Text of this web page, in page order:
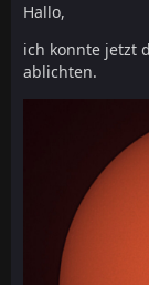
Hallo,
ich konnte jetzt
ablichten.